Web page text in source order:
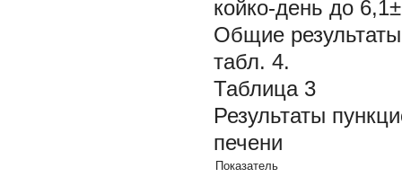
койко-день до
Общие
табл. 4.
Таблица 3
Результаты
печени
Показатель